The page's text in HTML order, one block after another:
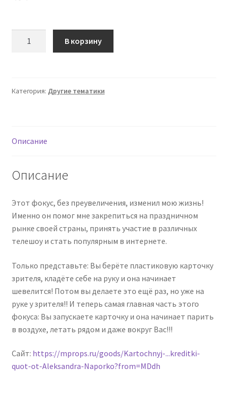
Фокус
В корзину
Категория: Другие тематики
Описание
Описание
Этот фокус, без преувеличения, изменил мою жизнь!
Именно он помог мне закрепиться на праздничном
рынке своей страны, принять участие в различных
телешоу и стать популярным в интернете.
Только представьте: Вы берёте пластиковую карточку
зрителя, кладёте себе на руку и она начинает
шевелится! Потом вы делаете это ещё раз, но уже на
руке у зрителя!! И теперь самая главная часть этого
фокуса: Вы запускаете карточку и она начинает парить
в воздухе, летать рядом и даже вокруг Вас!!!
Сайт: https://mprops.ru/goods/Kartochnyj-...kreditki-
quot-ot-Aleksandra-Naporko?from=MDdh